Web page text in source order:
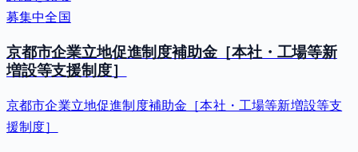
募集中全国
京都市企業立地促進制度補助金［本社・工場等新
増設等支援制度］
京都市企業立地促進制度補助金［本社・工場等新増設等支
援制度］